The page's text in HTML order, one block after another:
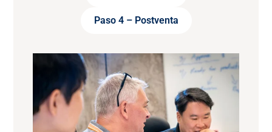
Paso 4 – Postventa